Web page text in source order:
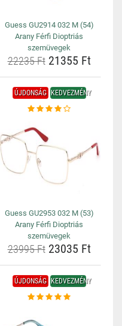
Guess GU2914 032 M (54)
Arany Férfi Dioptriás
szemüvegek
22235 Ft21355 Ft
ÚJDONSÁG KEDVEZMÉNY
Guess GU2953 032 M (53)
Arany Férfi Dioptriás
szemüvegek
23995 Ft23035 Ft
ÚJDONSÁG KEDVEZMÉNY